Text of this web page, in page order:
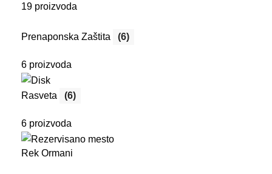
19 proizvoda
Prenaponska Zaštita (6)
6 proizvoda
Rasveta (6)
6 proizvoda
Rek Ormani